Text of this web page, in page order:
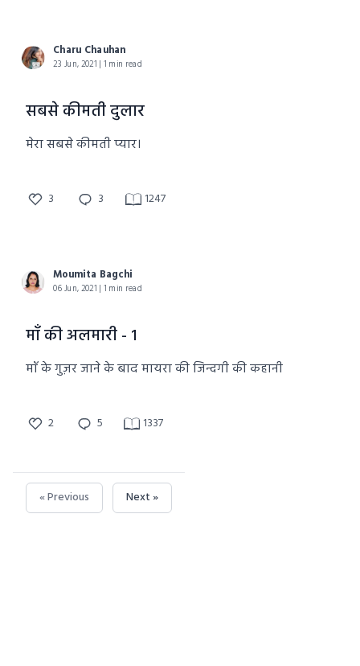
Charu Chauhan
23 Jun, 2021 | 1 min read
सबसे कीमती दुलार
मेरा सबसे कीमती प्यार।
3 3 1247
Moumita Bagchi
06 Jun, 2021 | 1 min read
माँ की अलमारी - 1
माँ के गुज़र जाने के बाद मायरा की जिन्दगी की कहानी
2 5 1337
« Previous Next »